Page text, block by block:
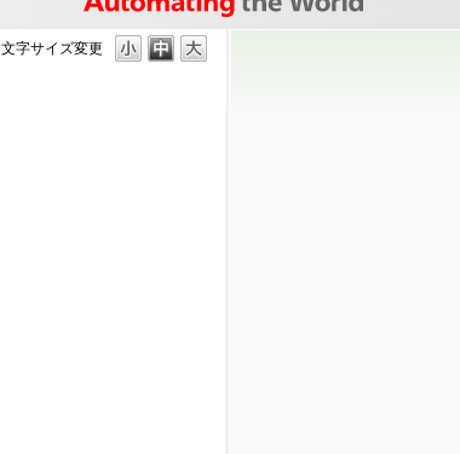
文字サイズ変更